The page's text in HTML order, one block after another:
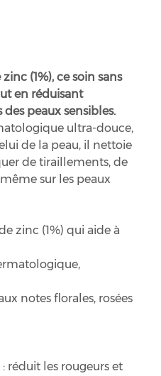
(1%), ce soin sans
en réduisant
peaux sensibles.
ultra-douce,
de la peau, il nettoie
de tiraillements, de
sur les peaux
zinc (1%) qui aide à
notes florales, rosées
réduit les rougeurs et